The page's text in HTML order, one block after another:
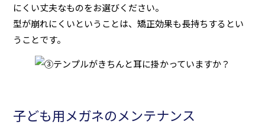
にくい丈夫なものをお選びください。
型が崩れにくいということは、矯正効果も長持ちするとい
うことです。
子ども用メガネのメンテナンス